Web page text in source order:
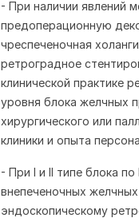
- При наличии явлений
предоперационную
чреспеченочная
ретроградное
клинической практике
уровня блока желчных
хирургического или
клиники и опыта
- При I и II типе блока
внепеченочных
эндоскопическому